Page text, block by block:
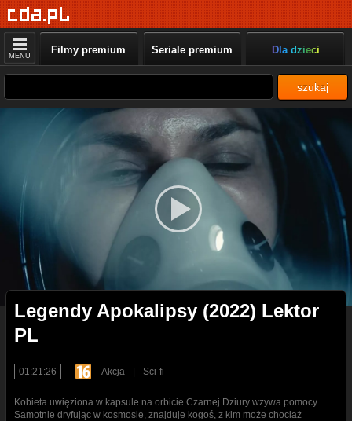
MENU Filmy premium Seriale premium Dla dzieci
szukaj
Legendy Apokalipsy (2022) Lektor
PL
01:21:26 Akcja Sci-fi
Kobieta uwięziona w kapsule na orbicie Czarnej Dziury wzywa pomocy.
Samotnie dryfując w kosmosie, znajduje kogoś, z kim może chociaż